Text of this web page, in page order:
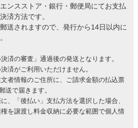
ンスストア・銀行・郵便局にてお支払
済方法です。
送されますので、発行から14日以内に
済の審査」通過後の発送となります。
済がご利用いただけません。
者情報のご住所に、ご請求金額の払込票
送で届きます。
、「後払い」支払方法を選択した場合、
を譲渡し料金収納に必要な範囲で個人情